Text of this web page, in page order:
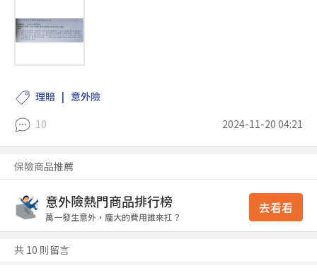
理賠
意外險
10
2024-11-20 04:21
保險商品推薦
意外險熱門商品排行榜
萬一發生意外，龐大的費用誰來扛？
去看看
共 10 則留言